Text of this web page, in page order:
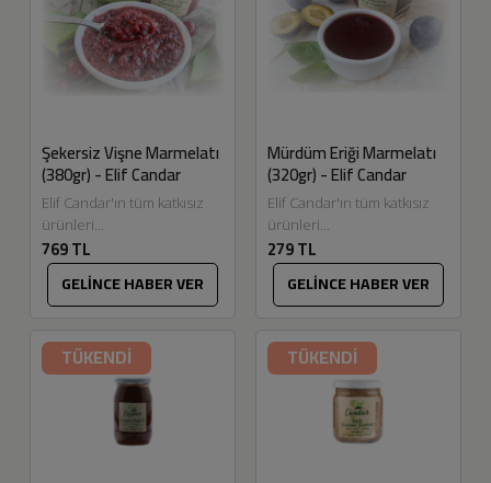
Şekersiz Vişne Marmelatı
(380gr) - Elif Candar
Elif Candar'ın tüm katkısız
ürünleri
Eskitadında.com'da.
Dalından topladığımız ilaçsız
meyvelerimiz ile gelen
talepler üzere çok severek
769 TL
GELİNCE HABER VER
Mürdüm Eriği Marmelatı
(320gr) - Elif Candar
Elif Candar'ın tüm katkısız
ürünleri
Eskitadında.com'da.
Bahçemizde, tamamen
doğal ve ilaçsız yöntemlerle
yetiştirdiğimiz mürdüm
marmelat...
279 TL
GELİNCE HABER VER
TÜKENDİ TÜKENDİ